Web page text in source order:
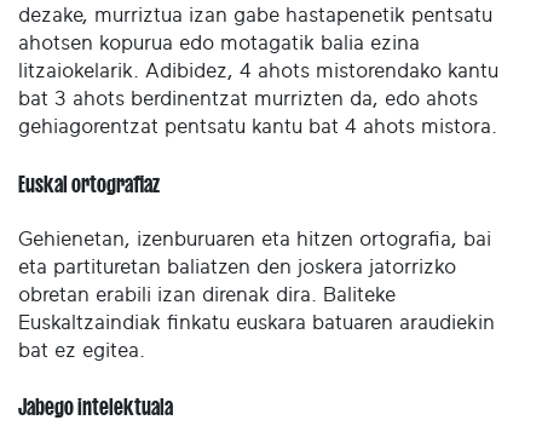
dezake, murriztua izan gabe hastapenetik pentsatu
ahotsen kopurua edo motagatik balia ezina
litzaiokelarik. Adibidez, 4 ahots mistorendako kantu
bat 3 ahots berdinentzat murrizten da, edo ahots
gehiagorentzat pentsatu kantu bat 4 ahots mistora.
Euskal ortografiaz
Gehienetan, izenburuaren eta hitzen ortografia, bai
eta partituretan baliatzen den joskera jatorrizko
obretan erabili izan direnak dira. Baliteke
Euskaltzaindiak finkatu euskara batuaren araudiekin
bat ez egitea.
Jabego intelektuala